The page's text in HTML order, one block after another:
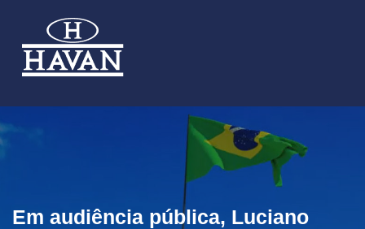
Em audiência pública, Luciano